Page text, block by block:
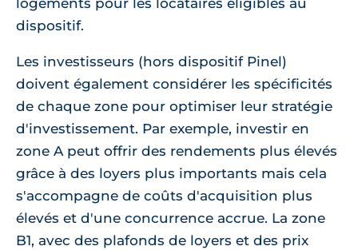
logements pour les locataires éligibles au
dispositif.
Les investisseurs (hors dispositif Pinel)
doivent également considérer les spécificités
de chaque zone pour optimiser leur stratégie
d'investissement. Par exemple, investir en
zone A peut offrir des rendements plus élevés
grâce à des loyers plus importants mais cela
s'accompagne de coûts d'acquisition plus
élevés et d'une concurrence accrue. La zone
B1, avec des plafonds de loyers et des prix